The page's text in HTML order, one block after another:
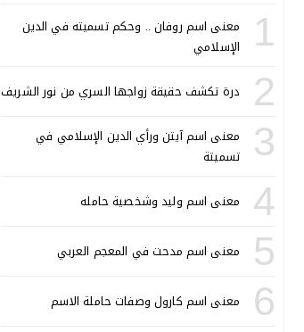
1
معنى اسم روفان .. وحكم تسميته في الدين
الإسلامي
2 درة تكشف حقيقة زواجها السري من نور الشريف
3
معنى اسم آيتن ورأي الدين الإسلامي في
تسميتة
4 معنى اسم وليد وشخصية حامله
5 معنى اسم مدحت في المعجم العربي
6 معنى اسم كارول وصفات حاملة الاسم